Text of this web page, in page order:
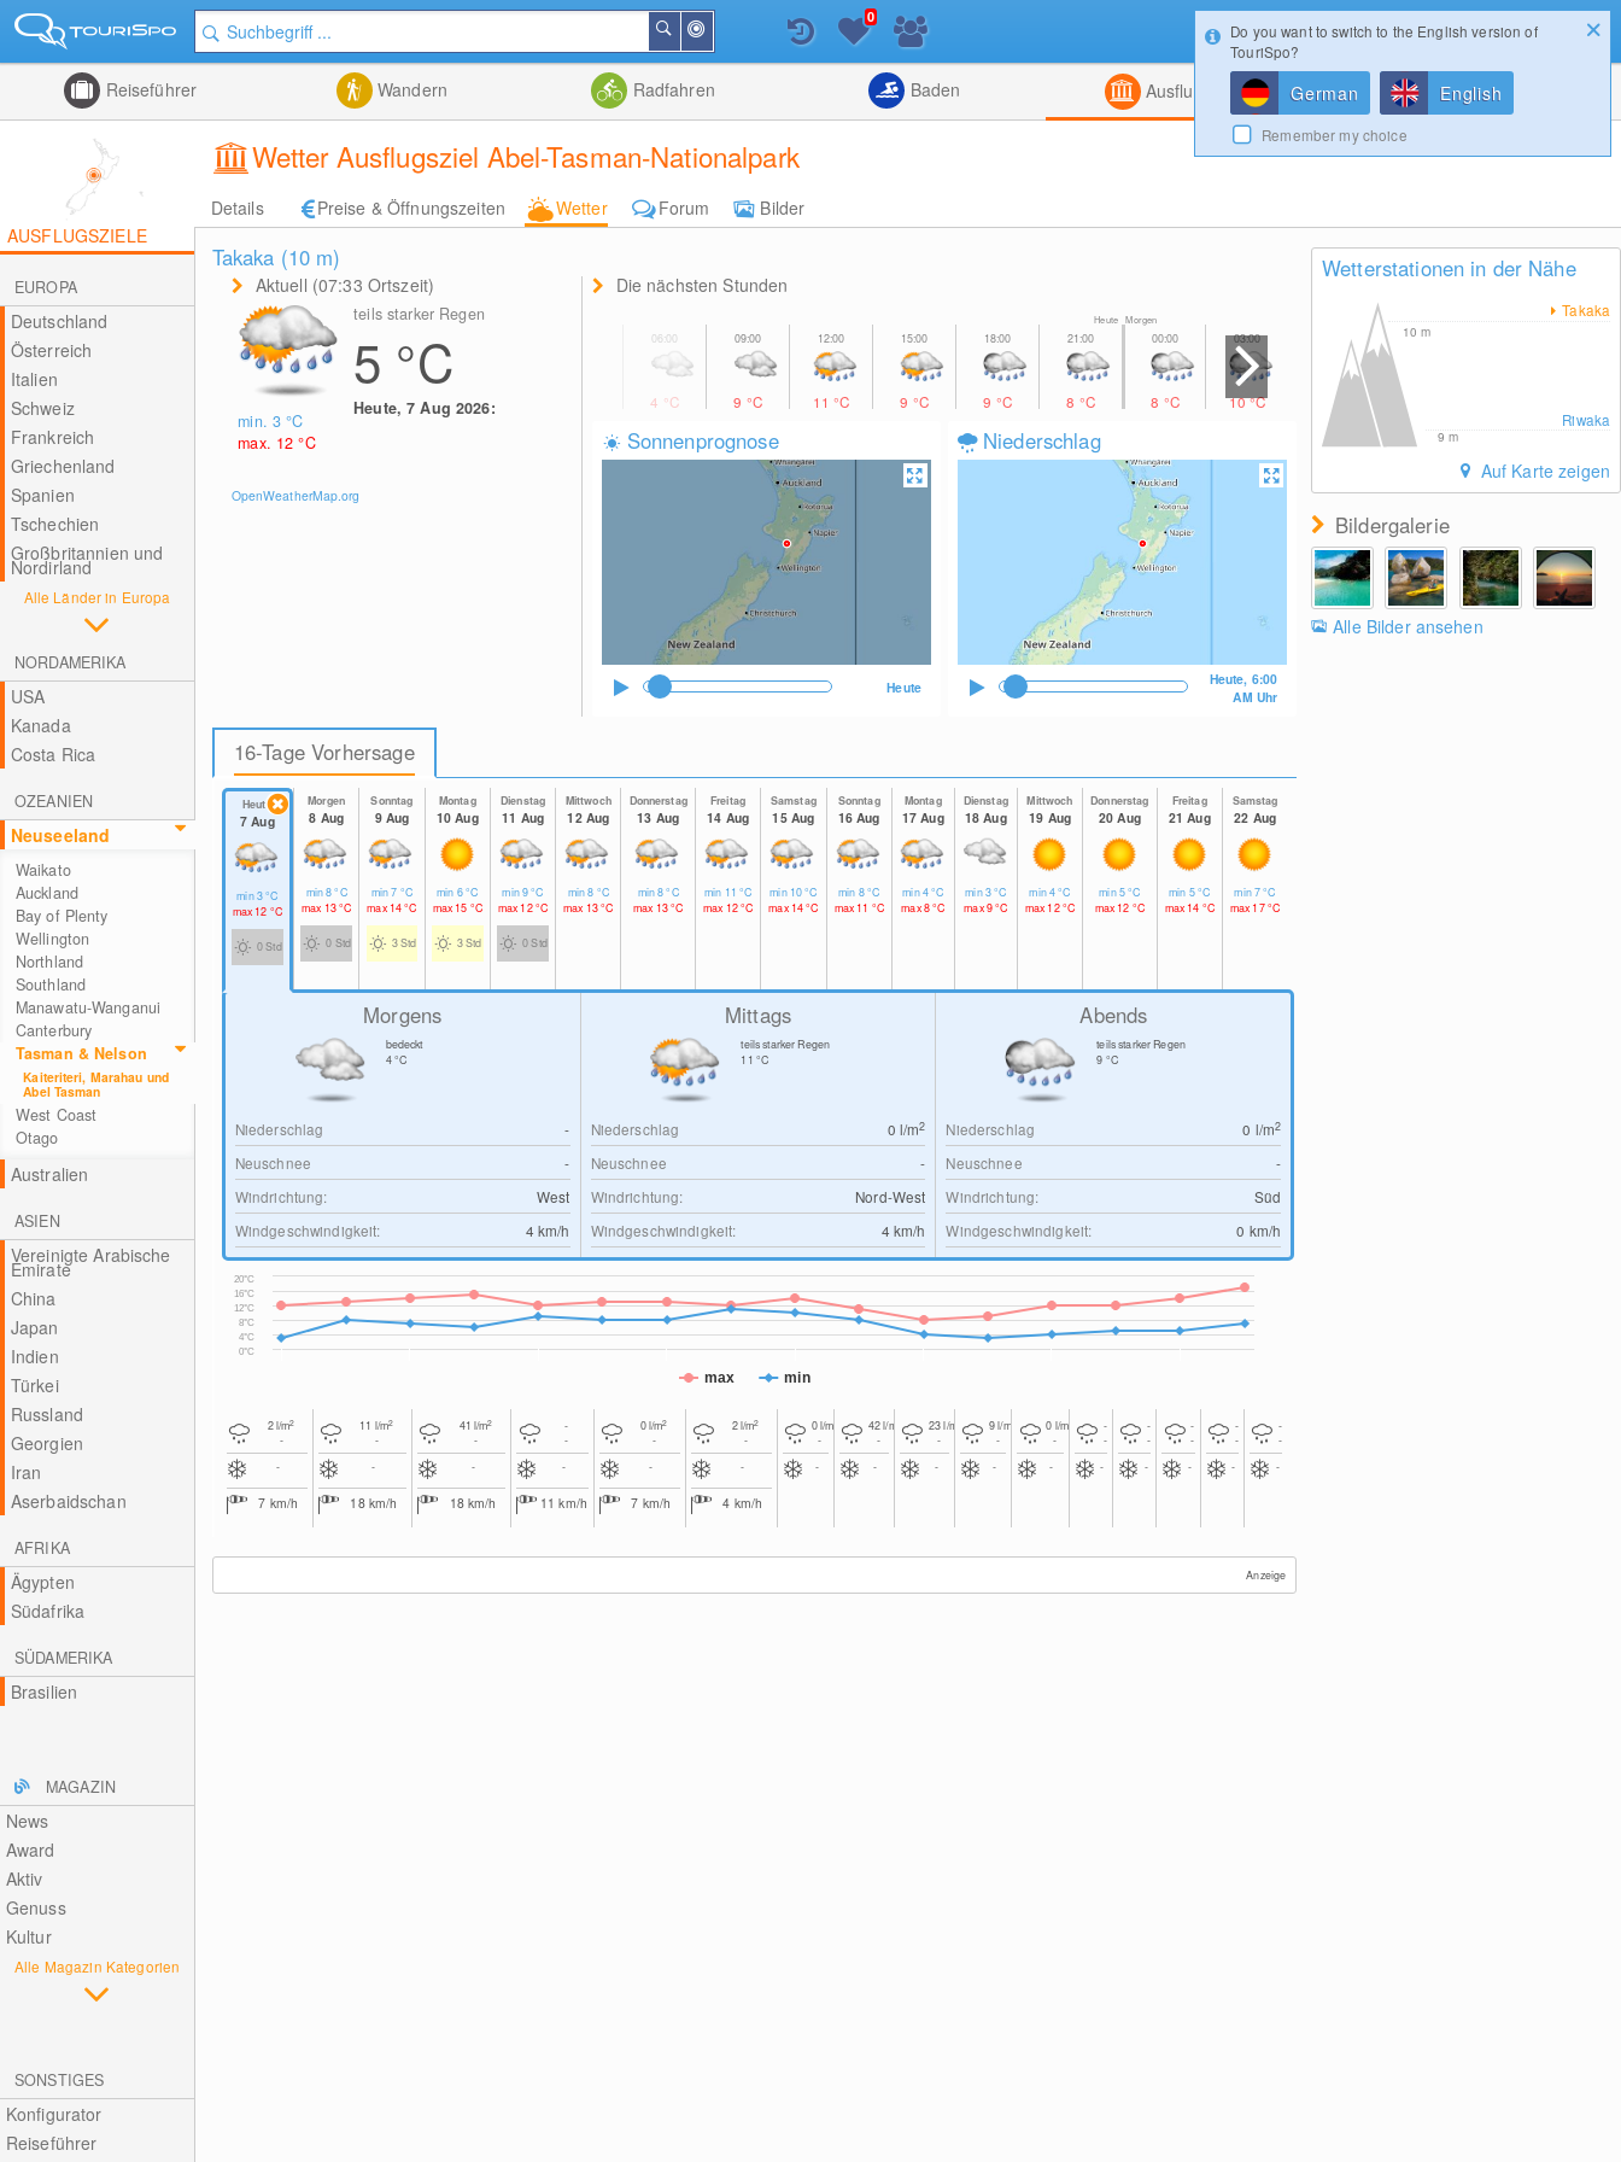
der
Suchen
Listenansicht
Kombiniert
0
Reiseführer Wandern Radfahren Baden Ausflugsziele Magazin
Wetter Ausflugsziel Abel-Tasman-Nationalpark
Details Preise & Öffnungszeiten Wetter Forum
Bilder
AUSFLUGSZIELE
EUROPA
Deutschland
Österreich
Italien
Schweiz
Frankreich
Griechenland
Spanien
Tschechien
Großbritannien und
Nordirland
Alle Länder in Europa
NORDAMERIKA
USA
Kanada
Costa Rica
OZEANIEN
Neuseeland
Waikato
Auckland
Bay of Plenty
Wellington
Northland
Southland
Manawatu-Wanganui
Canterbury
Tasman & Nelson
Kaiteriteri, Marahau und
Abel Tasman
West Coast
Otago
Australien
ASIEN
Vereinigte Arabische
Emirate
China
Japan
Indien
Türkei
Russland
Georgien
Iran
Aserbaidschan
AFRIKA
Ägypten
Südafrika
SÜDAMERIKA
Brasilien
MAGAZIN
News
Award
Aktiv
Genuss
Kultur
Alle Magazin Kategorien
SONSTIGES
Konfigurator
Reiseführer
Takaka (10 m)
Aktuell (07:33 Ortszeit)
min. 3°C
max. 12°C
teils starker Regen
5 °C
Heute, 7 Aug 2026:
OpenWeatherMap.org
Die nächsten Stunden
4 °C 9 °C 11°C 9 °C 9 °C 8 °C
Heute Morgen
8 °C 10°C 10°C 13
Sonnenprognose
Heute
Niederschlag
Heute, 6:00
AM Uhr
16-Tage Vorhersage
Heute
7 Aug
min3°C
max 12 °C
0 Std
Morgen
8 Aug
min8°C
max 13°C
0 Std
Sonntag
9 Aug
min7 °C
max 14°C
3 Std
Montag
10 Aug
min 6°C
max 15 °C
3 Std
Dienstag
11 Aug
min9°C
max 12°C
0 Std
Mittwoch
12 Aug
min8 °C
max 13°C
Donnerstag
13 Aug
min8°C
max 13°C
Freitag
14 Aug
min 11 °C
max 12°C
Samstag
15 Aug
min 10°C
max 14°C
Sonntag
16 Aug
min 8°C
max 11 °C
Montag
17 Aug
min4°C
max8°C
Dienstag
18 Aug
min3°C
max9°C
Mittwoch
19 Aug
min4°C
max 12°C
Donnerstag
20 Aug
min5°C
max 12 °C
Freitag
21 Aug
min 5°C
max 14 °C
Samstag
22 Aug
min7°C
max 17°C
Morgens
bedeckt
4°C
Niederschlag
-
Neuschnee
-
Windrichtung:
West
Windgeschwindigkeit:
4 km/h
Mittags
teils starker Regen
11 °C
Niederschlag 0 l/m2
Neuschnee
-
Windrichtung:
Nord-West
Windgeschwindigkeit:
4 km/h
Abends
teils starker Regen
9 °C
Niederschlag 0 l/m2
Neuschnee
-
Windrichtung:
Süd
Windgeschwindigkeit:
0 km/h
max min
0°C
4°C
8°C
12°C
16°C
20°C
2l/m2
-
-
7 km/h
11 l/m2
-
-
18 km/h
41 l/m2
-
-
18km/h
-
-
-
11km/h
0l/m2
-
-
7 km/h
2l/m2
-
-
4 km/h
0l/m
-
-
42l/m
-
-
23l/m
-
-
9l/m
-
-
0 l/m
-
-
-
-
-
-
-
-
-
-
-
-
-
-
-
-
-
Wetterstationen in der Nähe
Takaka
10m
Riwaka
9 m
Auf Karte zeigen
Bildergalerie
Alle Bilder ansehen
Anzeige
Login
Do you want to switch to the English version of
TouriSpo?
German English
Remember my choice
Konfigurator Gewinnspiele